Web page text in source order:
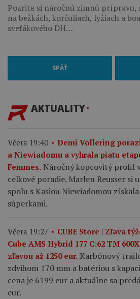
Pozrite si náročnú zimnú prípravu,
na bežkách, korčuliach, lyžiach a
sveťákového DH…
SPÄŤ
AKTUALITY
Včera 19:40
Demi Vollering
a Niewiadomu a vyhrala piatu
Femmes. Náročný kopcovitý profil
celkové poradie. Marlen Reusser si
spolu s Kasiou Niewiadomou
súperkami.
Včera 19:27
CUBE Store | Zľava
Cube AMS Hybrid 177 C:62 TM
zľavou až 1250 eur. Karbónový
zdvihom 170 mm a batériou s
cena je 6199 eur a aktuálne sa
eur.